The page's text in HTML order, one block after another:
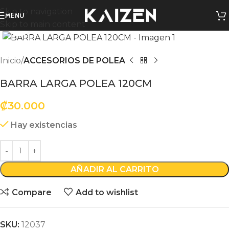
Skip to navigation
Skip to main content
MENU
Click to enlarge
Inicio ACCESORIOS DE POLEA
BARRA LARGA POLEA 120CM
₡30.000
Hay existencias
AÑADIR AL CARRITO
Compare Add to wishlist
SKU: 12037